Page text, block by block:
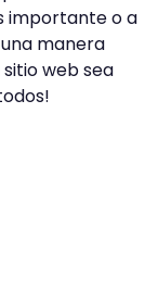
importante o a
manera
web sea